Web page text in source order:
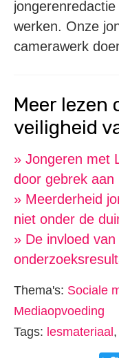
werken. Onze
camerawerk
Meer lezen
veiligheid
» Jongeren met
door gebrek aan
» Meerderheid
niet onder de
» De invloed
Thema's: Sociale
Mediaopvoeding
Tags: lesmateriaal,